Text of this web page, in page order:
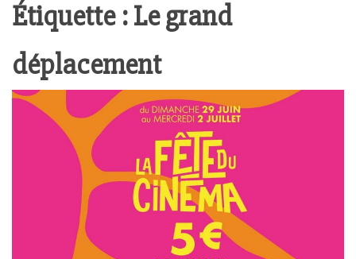
Étiquette :Le grand
déplacement